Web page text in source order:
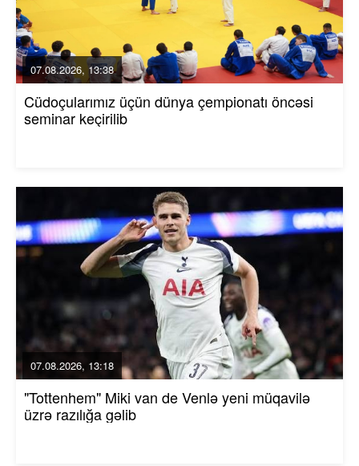
07.08.2026, 13:38
Cüdoçularımız üçün dünya çempionatı öncəsi
seminar keçirilib
07.08.2026, 13:18
"Tottenhem" Miki van de Venlə yeni müqavilə
üzrə razılığa gəlib